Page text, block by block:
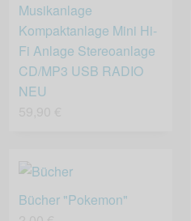
Musikanlage
Kompaktanlage Mini Hi-
Fi Anlage Stereoanlage
CD/MP3 USB RADIO
NEU
Bücher "Pokemon"